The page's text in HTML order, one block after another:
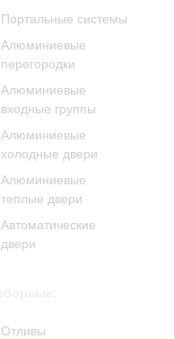
Портальные системы
Алюминиевые
перегородки
Алюминиевые
входные группы
Алюминиевые
холодные двери
Алюминиевые
теплые двери
Автоматические
двери
Отливы